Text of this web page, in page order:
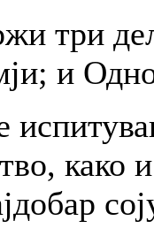
три
и
како